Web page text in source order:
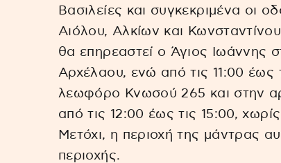
Βασιλείες και συγκεκριμένα οι
Αιόλου, Αλκίων και
θα επηρεαστεί ο Άγιος Ιωάννης
Αρχέλαου, ενώ από τις 11:00 έως
λεωφόρο Κνωσού 265 και στην
από τις 12:00 έως τις 15:00,
Μετόχι, η περιοχή της μάντρας
περιοχής.